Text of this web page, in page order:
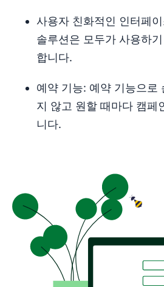
사용자 친화적인 인터페
솔루션은 모두가 사용하
합니다.
예약 기능: 예약 기능으로
지 않고 원할 때마다 캠페
니다.